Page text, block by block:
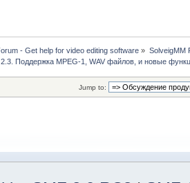
- Get help for video editing software » SolveigMM
2.3. Поддержка MPEG-1, WAV файлов, и новые
Jump to: